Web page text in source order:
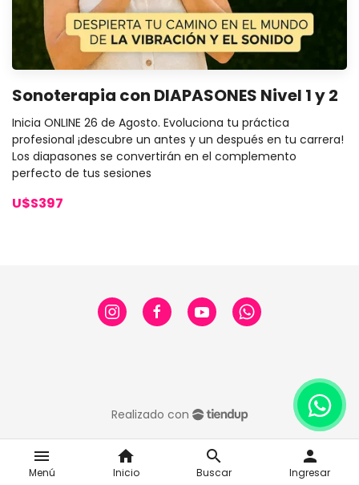
menu
Menú
home
Inicio
search
Buscar
person
Ingresar
Sonoterapia con DIAPASONES Nivel 1 y 2
Inicia ONLINE 26 de Agosto. Evoluciona tu práctica
profesional ¡descubre un antes y un después en tu carrera!
Los diapasones se convertirán en el complemento
perfecto de tus sesiones
U$S397
Realizado con